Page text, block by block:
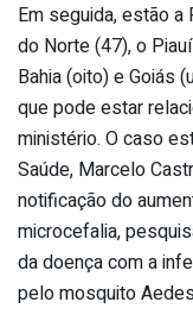
Em seguida, estão a
do Norte (47), o
Bahia (oito) e Goiás
que pode estar
ministério. O caso
Saúde, Marcelo
notificação do
microcefalia,
da doença com a
pelo mosquito